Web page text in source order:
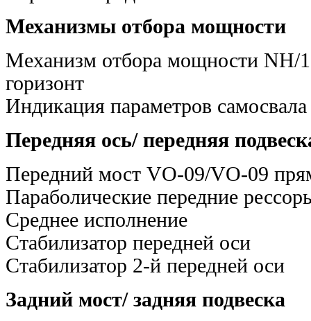
Механизмы отбора мощности
Механизм отбора мощности NH/
горизонт
Индикация параметров
Передняя ось/ передняя
Передний мост VO-09/VO-09
Параболические передние
Среднее исполнение
Стабилизатор передней оси
Стабилизатор 2-й передней оси
Задний мост/ задняя подвеска